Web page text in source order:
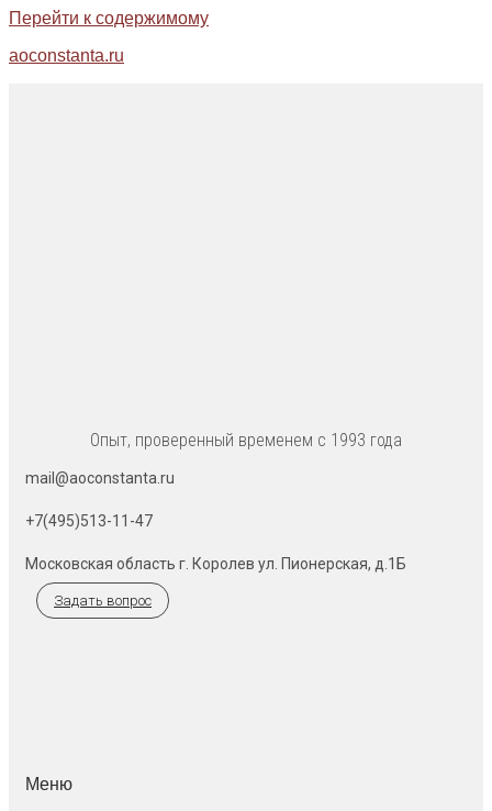
Перейти к содержимому
aoconstanta.ru
Опыт, проверенный временем с 1993 года
mail@aoconstanta.ru
+7(495)513-11-47
Московская область г. Королев ул. Пионерская, д.1Б
Задать вопрос
Меню